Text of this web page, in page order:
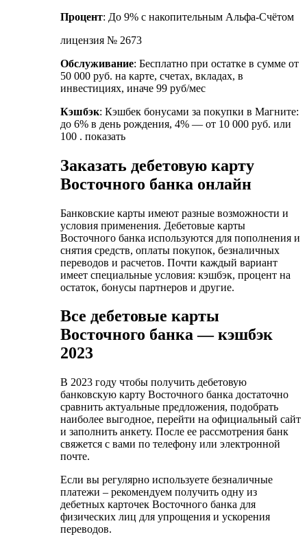
Процент: До 9% с накопительным Альфа-Счётом
лицензия № 2673
Обслуживание: Бесплатно при остатке в сумме от
50 000 руб. на карте, счетах, вкладах, в
инвестициях, иначе 99 руб/мес
Кэшбэк: Кэшбек бонусами за покупки в Магните:
до 6% в день рождения, 4% — от 10 000 руб. или
100 . показать
Заказать дебетовую карту
Восточного банка онлайн
Банковские карты имеют разные возможности и
условия применения. Дебетовые карты
Восточного банка используются для пополнения и
снятия средств, оплаты покупок, безналичных
переводов и расчетов. Почти каждый вариант
имеет специальные условия: кэшбэк, процент на
остаток, бонусы партнеров и другие.
Все дебетовые карты
Восточного банка — кэшбэк
2023
В 2023 году чтобы получить дебетовую
банковскую карту Восточного банка достаточно
сравнить актуальные предложения, подобрать
наиболее выгодное, перейти на официальный сайт
и заполнить анкету. После ее рассмотрения банк
свяжется с вами по телефону или электронной
почте.
Если вы регулярно используете безналичные
платежи – рекомендуем получить одну из
дебетных карточек Восточного банка для
физических лиц для упрощения и ускорения
переводов.